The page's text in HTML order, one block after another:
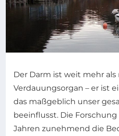
Der Darm ist weit mehr als
Verdauungsorgan – er ist
das maßgeblich unser
beeinflusst. Die
Jahren zunehmend die